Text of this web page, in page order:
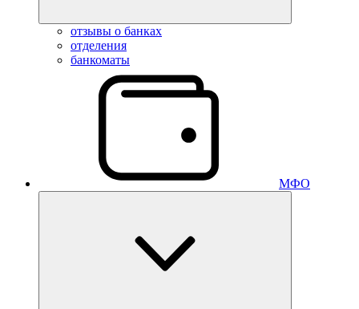
отзывы о банках
отделения
банкоматы
МФО